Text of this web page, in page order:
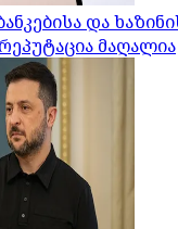
და
მაღალია